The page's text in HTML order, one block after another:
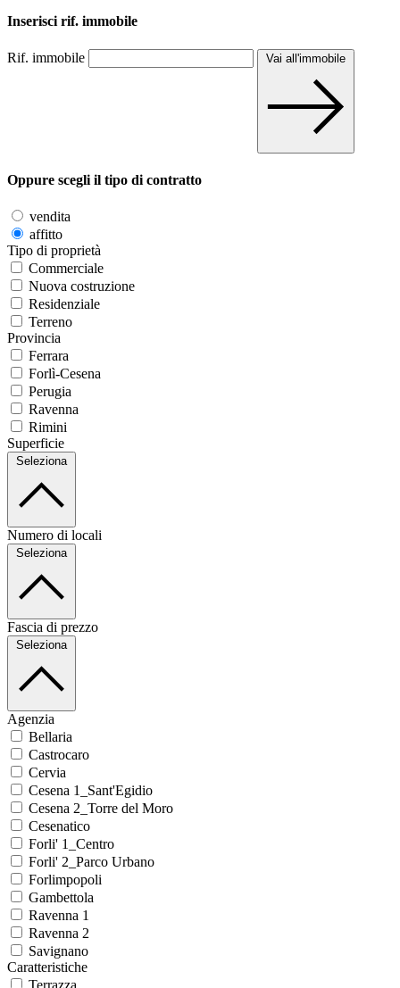
Inserisci rif. immobile
Rif. immobile Vai all'immobile
Oppure scegli il tipo di contratto
vendita
affitto
Tipo di proprietà
Commerciale
Nuova costruzione
Residenziale
Terreno
Provincia
Ferrara
Forlì-Cesena
Perugia
Ravenna
Rimini
Superficie
Seleziona
Numero di locali
Seleziona
Fascia di prezzo
Seleziona
Agenzia
Bellaria
Castrocaro
Cervia
Cesena 1_Sant'Egidio
Cesena 2_Torre del Moro
Cesenatico
Forli' 1_Centro
Forli' 2_Parco Urbano
Forlimpopoli
Gambettola
Ravenna 1
Ravenna 2
Savignano
Caratteristiche